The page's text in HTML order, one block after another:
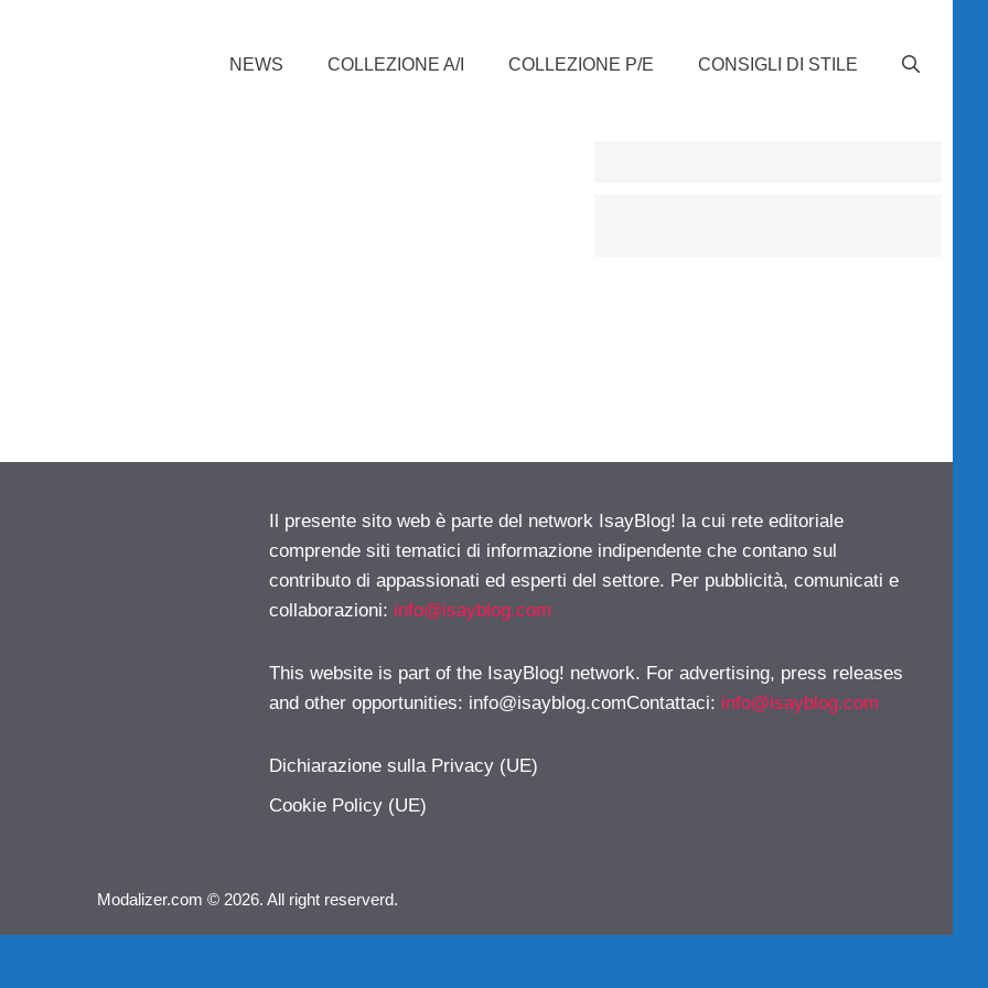
NEWS COLLEZIONE A/I COLLEZIONE P/E CONSIGLI DI STILE
Il presente sito web è parte del network IsayBlog! la cui rete editoriale
comprende siti tematici di informazione indipendente che contano sul
contributo di appassionati ed esperti del settore. Per pubblicità, comunicati e
collaborazioni: info@isayblog.com
This website is part of the IsayBlog! network. For advertising, press releases
and other opportunities: info@isayblog.comContattaci: info@isayblog.com
Dichiarazione sulla Privacy (UE)
Cookie Policy (UE)
Modalizer.com © 2026. All right reserverd.